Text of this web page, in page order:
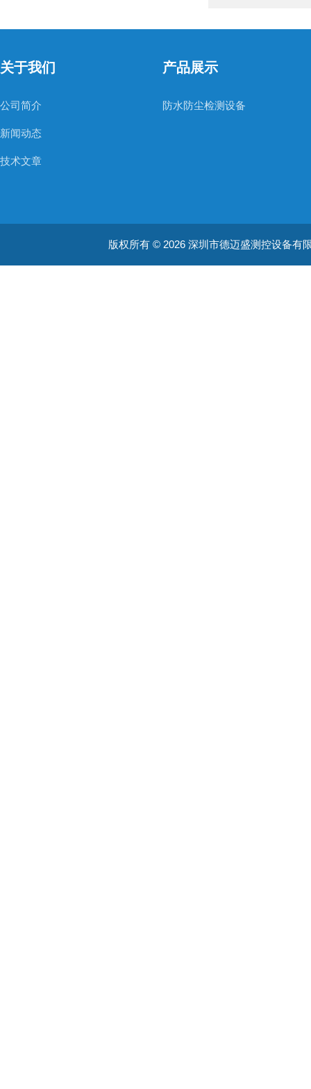
关于我们
公司简介
新闻动态
技术文章
产品展示
防水防尘检测设备
版权所有 © 2026 深圳市德迈盛测控设备